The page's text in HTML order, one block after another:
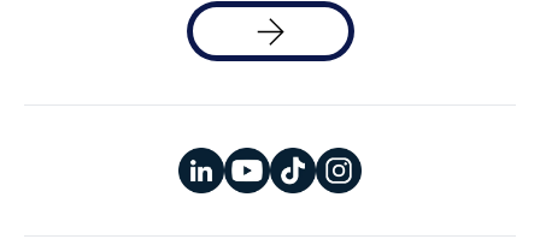
Solicita
una
demo